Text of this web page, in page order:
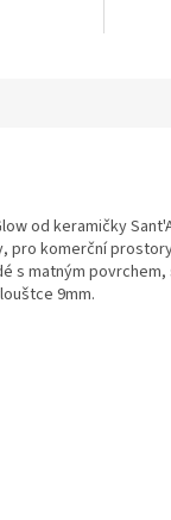
od keramičky
pro komerční
s matným
9mm.